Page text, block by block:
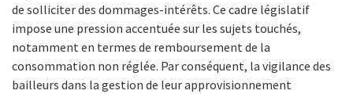
de solliciter des dommages-intérêts. Ce cadre législatif
impose une pression accentuée sur les sujets touchés,
notamment en termes de remboursement de la
consommation non réglée. Par conséquent, la vigilance des
bailleurs dans la gestion de leur approvisionnement